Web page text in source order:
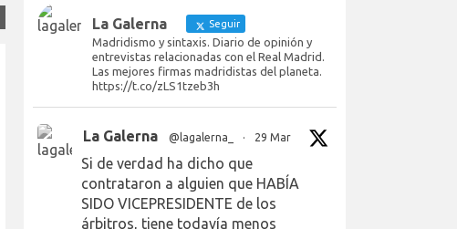
La Galerna Seguir
Madridismo y sintaxis. Diario de opinión y
entrevistas relacionadas con el Real Madrid.
Las mejores firmas madridistas del planeta.
https://t.co/zLS1tzeb3h
La Galerna @lagalerna_ · 29 Mar
Si de verdad ha dicho que
contrataron a alguien que HABÍA
SIDO VICEPRESIDENTE de los
árbitros, tiene todavía menos